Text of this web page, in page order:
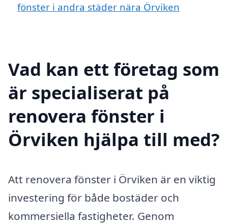
fönster i andra städer nära Örviken
Vad kan ett företag som
är specialiserat på
renovera fönster i
Örviken hjälpa till med?
Att renovera fönster i Örviken är en viktig
investering för både bostäder och
kommersiella fastigheter. Genom